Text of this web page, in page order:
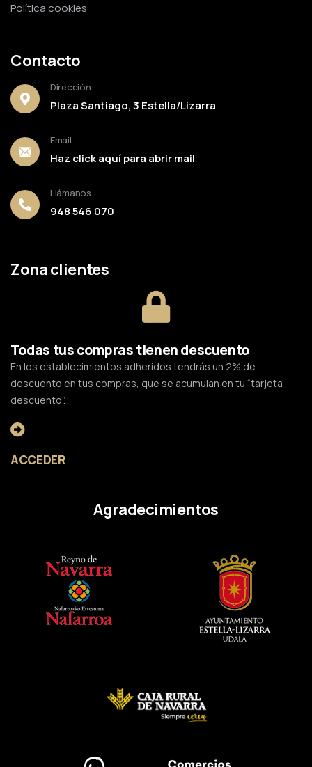
Política cookies
Contacto
Dirección
Plaza Santiago, 3 Estella/Lizarra
Email
Haz click aquí para abrir mail
Llámanos
948 546 070
Zona clientes
Todas tus compras tienen descuento
En los establecimientos adheridos tendrás un 2% de
descuento en tus compras, que se acumulan en tu “tarjeta
descuento”.
ACCEDER
Agradecimientos